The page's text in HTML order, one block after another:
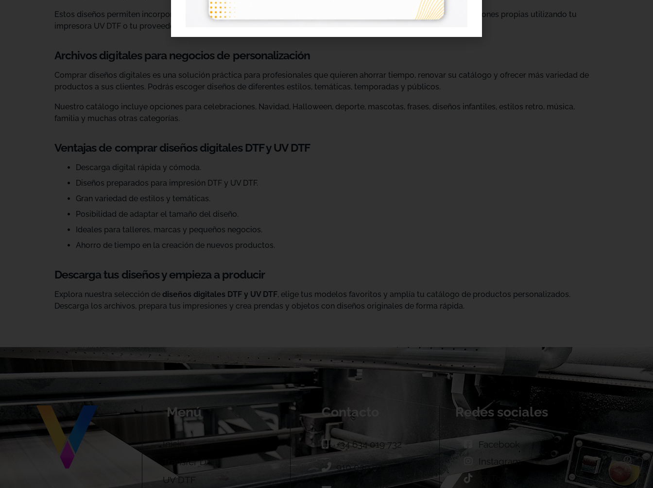
Estos diseños permiten incorporar nuevas opciones a tu catálogo de personalización de objetos y preparar producciones propias utilizando tu
impresora UV DTF o tu proveedor habitual de impresión.
Archivos digitales para negocios de personalización
Comprar diseños digitales es una solución práctica para profesionales que quieren ahorrar tiempo, renovar su catálogo y ofrecer más variedad de
productos a sus clientes. Podrás escoger diseños de diferentes estilos, temáticas, temporadas y públicos.
Nuestro catálogo incluye opciones para celebraciones, Navidad, Halloween, deporte, mascotas, frases, diseños infantiles, estilos retro, música,
familia y muchas otras categorías.
Ventajas de comprar diseños digitales DTF y UV DTF
Descarga digital rápida y cómoda.
Diseños preparados para impresión DTF y UV DTF.
Gran variedad de estilos y temáticas.
Posibilidad de adaptar el tamaño del diseño.
Ideales para talleres, marcas y pequeños negocios.
Ahorro de tiempo en la creación de nuevos productos.
Descarga tus diseños y empieza a producir
Explora nuestra selección de diseños digitales DTF y UV DTF, elige tus modelos favoritos y amplía tu catálogo de productos personalizados.
Descarga los archivos, prepara tus impresiones y crea prendas y objetos con diseños originales de forma rápida.
Menú
Inicio
Transfer DTF
UV DTF
Contacto
+34 634 019 732
910 039 973
Redes sociales
Facebook
Instagram